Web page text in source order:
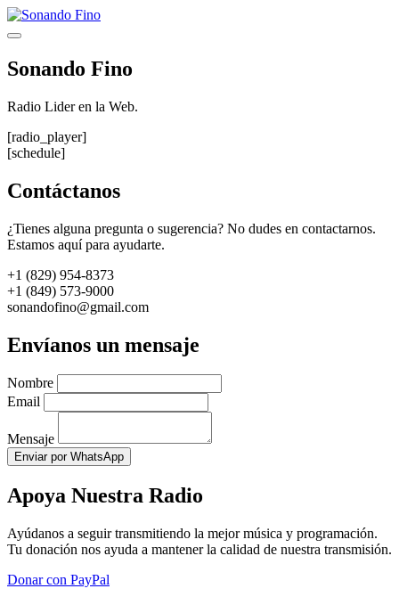
Saltar
al
Menú
Sonando Fino
Radio Lider en la Web.
[radio_player]
[schedule]
Contáctanos
¿Tienes alguna pregunta o sugerencia? No dudes en contactarnos.
Estamos aquí para ayudarte.
+1 (829) 954-8373
+1 (849) 573-9000
sonandofino@gmail.com
Envíanos un mensaje
Nombre
Email
Mensaje
Enviar por WhatsApp
Apoya Nuestra Radio
Ayúdanos a seguir transmitiendo la mejor música y programación.
Tu donación nos ayuda a mantener la calidad de nuestra transmisión.
Donar con PayPal